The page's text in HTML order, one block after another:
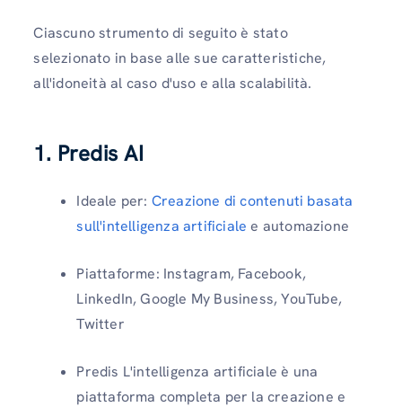
Ciascuno strumento di seguito è stato
selezionato in base alle sue caratteristiche,
all'idoneità al caso d'uso e alla scalabilità.
1. Predis AI
Ideale per: Creazione di contenuti basata
sull'intelligenza artificiale e automazione
Piattaforme: Instagram, Facebook,
LinkedIn, Google My Business, YouTube,
Twitter
Predis L'intelligenza artificiale è una
piattaforma completa per la creazione e